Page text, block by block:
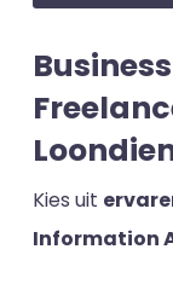
Kies uit
Information